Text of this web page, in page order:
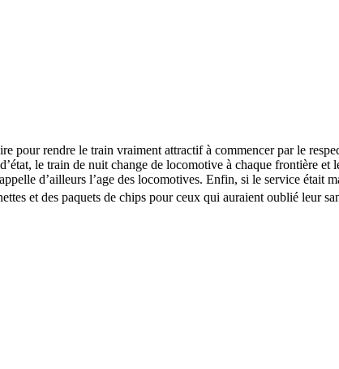
pour rendre le train vraiment attractif à commencer par le
le train de nuit change de locomotive à chaque frontière et
d’ailleurs l’age des locomotives. Enfin, si le service était
et des paquets de chips pour ceux qui auraient oublié leur